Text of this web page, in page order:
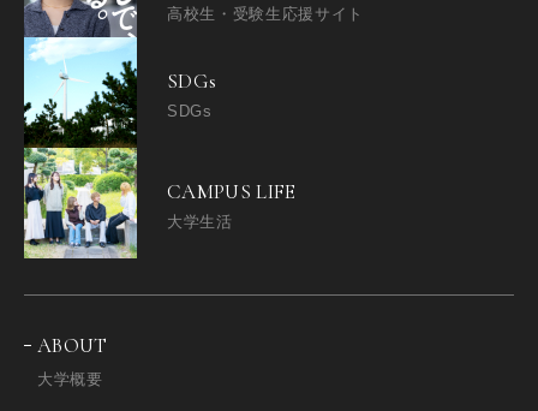
高校生・受験生応援サイト
SDGs
SDGs
CAMPUS LIFE
大学生活
ABOUT
大学概要